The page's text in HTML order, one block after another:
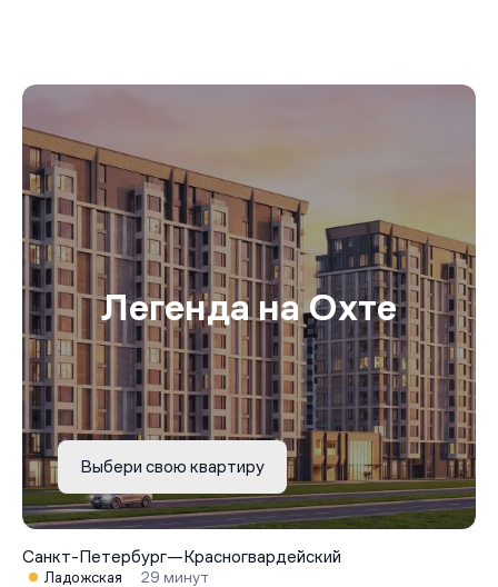
Легенда на Охте
Выбери свою квартиру
Санкт-Петербург—Красногвардейский
Ладожская 29 минут